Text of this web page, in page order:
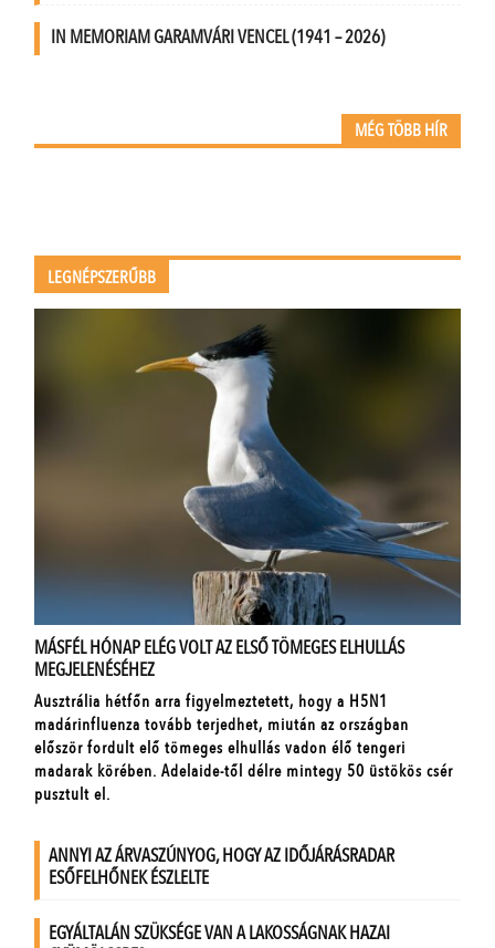
IN MEMORIAM GARAMVÁRI VENCEL (1941 – 2026)
MÉG TÖBB HÍR
LEGNÉPSZERŰBB